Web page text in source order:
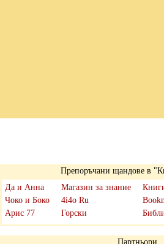
Препоръчани щандове в
Да и Анна
Чоко и Боко
Арис 77
Магазин за знание
4i4o Ru
Горски
Партньори